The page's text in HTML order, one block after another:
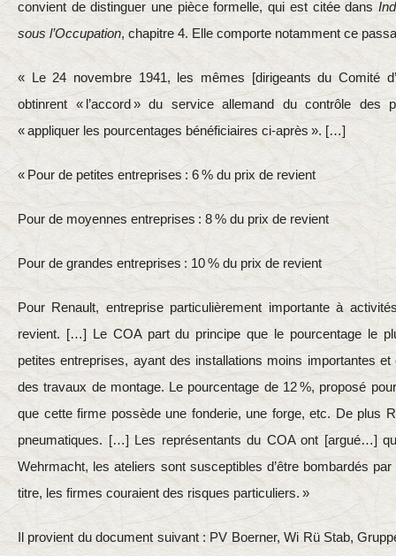
convient de distinguer une pièce formelle, qui est citée dans
sous l’Occupation, chapitre 4. Elle comporte notamment ce
« Le 24 novembre 1941, les mêmes [dirigeants du Comité
obtinrent « l’accord » du service allemand du contrôle des
« appliquer les pourcentages bénéficiaires ci-après ». […]
« Pour de petites entreprises : 6 % du prix de revient
Pour de moyennes entreprises : 8 % du prix de revient
Pour de grandes entreprises : 10 % du prix de revient
Pour Renault, entreprise particulièrement importante à
revient. […] Le COA part du principe que le pourcentage le
petites entreprises, ayant des installations moins importantes
des travaux de montage. Le pourcentage de 12 %, proposé
que cette firme possède une fonderie, une forge, etc. De plus
pneumatiques. […] Les représentants du COA ont [argué…]
Wehrmacht, les ateliers sont susceptibles d’être bombardés par
titre, les firmes couraient des risques particuliers. »
Il provient du document suivant : PV Boerner, Wi Rü Stab,